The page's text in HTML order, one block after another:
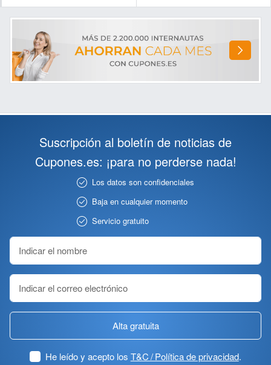
Suscripción al boletín de noticias de
Cupones.es: ¡para no perderse nada!
Los datos son confidenciales
Baja en cualquier momento
Servicio gratuito
Alta gratuita
He leído y acepto los T&C / Política de privacidad.